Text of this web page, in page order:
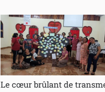
Le cœur brûlant de